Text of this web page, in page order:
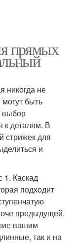
прямых
никогда не
быть
выбор
к деталям. В
стрижек для
и
1. Каскад
подходит
предыдущей.
вашим
так и на